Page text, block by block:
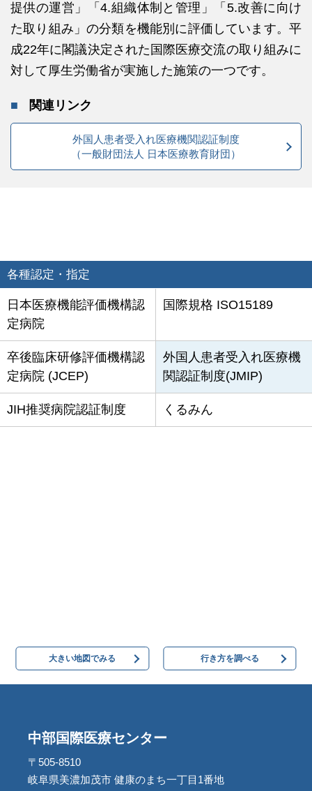
提供の運営」「4.組織体制と管理」「5.改善に向け
た取り組み」の分類を機能別に評価しています。平
成22年に閣議決定された国際医療交流の取り組みに
対して厚生労働省が実施した施策の一つです。
関連リンク
外国人患者受入れ医療機関認証制度
（一般財団法人 日本医療教育財団）
各種認定・指定
日本医療機能評価機構認
定病院
国際規格 ISO15189
卒後臨床研修評価機構認
定病院 (JCEP)
外国人患者受入れ医療機
関認証制度(JMIP)
JIH推奨病院認証制度 くるみん
大きい地図でみる 行き方を調べる
中部国際医療センター
〒505-8510
岐阜県美濃加茂市 健康のまち一丁目1番地